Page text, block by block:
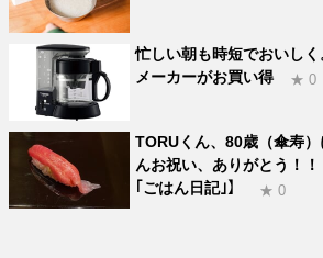
忙しい朝も時短でおいし
メーカーがお買い得
★ 0
TORUくん、80歳（傘寿
んお祝い、ありがとう！
｢ごはん日記｣】
★ 0